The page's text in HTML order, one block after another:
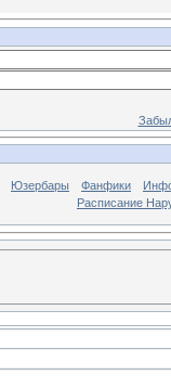
Юзербары Фанфики
Расписание